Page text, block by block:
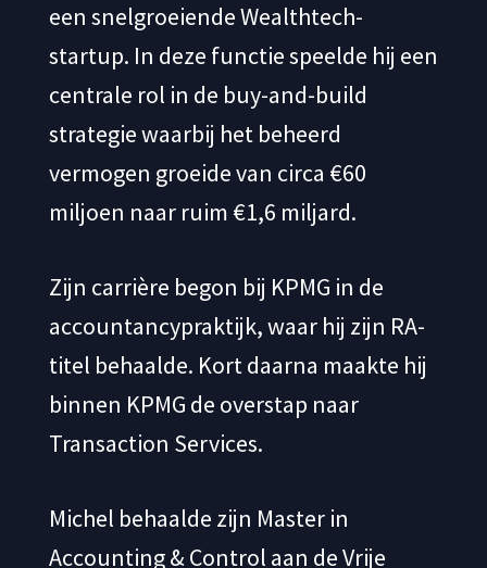
een snelgroeiende Wealthtech-
startup. In deze functie speelde hij een
centrale rol in de buy-and-build
strategie waarbij het beheerd
vermogen groeide van circa €60
miljoen naar ruim €1,6 miljard.
Zijn carrière begon bij KPMG in de
accountancypraktijk, waar hij zijn RA-
titel behaalde. Kort daarna maakte hij
binnen KPMG de overstap naar
Transaction Services.
Michel behaalde zijn Master in
Accounting & Control aan de Vrije